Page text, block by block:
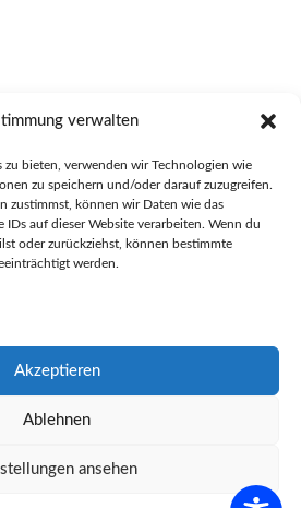
verwalten
zu bieten, verwenden wir Technologien wie
zu speichern und/oder darauf zuzugreifen.
zustimmst, können wir Daten wie das
auf dieser Website verarbeiten. Wenn du
oder zurückziehst, können bestimmte
werden.
Akzeptieren
Ablehnen
ansehen